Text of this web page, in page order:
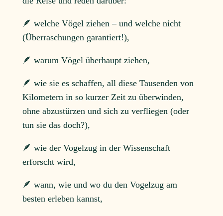
🪶 welche Vögel ziehen – und welche nicht
(Überraschungen garantiert!),
🪶 warum Vögel überhaupt ziehen,
🪶 wie sie es schaffen, all diese Tausenden von
Kilometern in so kurzer Zeit zu überwinden,
ohne abzustürzen und sich zu verfliegen (oder
tun sie das doch?),
🪶 wie der Vogelzug in der Wissenschaft
erforscht wird,
🪶 wann, wie und wo du den Vogelzug am
besten erleben kannst,